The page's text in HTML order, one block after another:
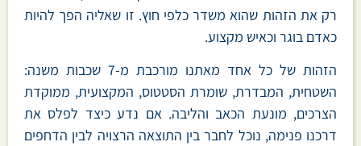
רק את הזהות שהוא משדר כלפי חוץ. זו שאליה הפך להיות
כאדם בוגר וכאיש מקצוע.
הזהות של כל אחד מאתנו מורכבת מ-7 שכבות משנה:
השטחית, המבדרת, שומרת הסטטוס, המקצועית, ממוקדת
הצרכים, מונעת הכאב והליבה. אם נדע כיצד לפלס את
דרכנו פנימה, נוכל לחבר בין התוצאה הרצויה לבין הדחפים